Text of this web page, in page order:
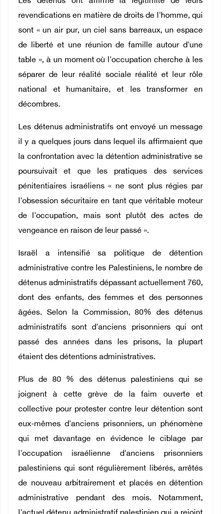
revendications en matière de droits de l'homme, qui
sont « un air pur, un ciel sans barreaux, un espace
de liberté et une réunion de famille autour d'une
table », à un moment où l'occupation cherche à les
séparer de leur réalité sociale réalité et leur rôle
national et humanitaire, et les transformer en
décombres.
Les détenus administratifs ont envoyé un message
il y a quelques jours dans lequel ils affirmaient que
la confrontation avec la détention administrative se
poursuivait et que les pratiques des services
pénitentiaires israéliens « ne sont plus régies par
l'obsession sécuritaire en tant que véritable moteur
de l'occupation, mais sont plutôt des actes de
vengeance en raison de leur passé ».
Israël a intensifié sa politique de détention
administrative contre les Palestiniens, le nombre de
détenus administratifs dépassant actuellement 760,
dont des enfants, des femmes et des personnes
âgées. Selon la Commission, 80% des détenus
administratifs sont d'anciens prisonniers qui ont
passé des années dans les prisons, la plupart
étaient des détentions administratives.
Plus de 80 % des détenus palestiniens qui se
joignent à cette grève de la faim ouverte et
collective pour protester contre leur détention sont
eux-mêmes d'anciens prisonniers, un phénomène
qui met davantage en évidence le ciblage par
l'occupation israélienne d'anciens prisonniers
palestiniens qui sont régulièrement libérés, arrêtés
de nouveau arbitrairement et placés en détention
administrative pendant des mois. Notamment,